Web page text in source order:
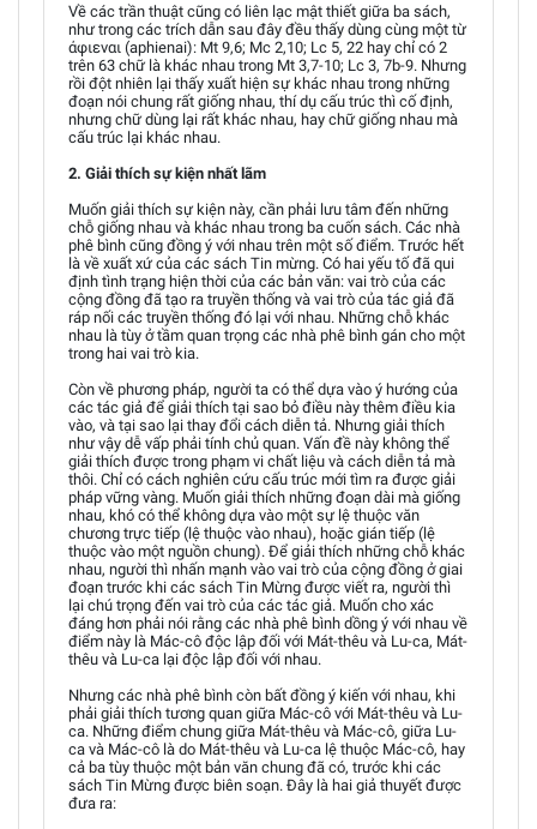
Về các trần thuật cũng có liên lạc mật thiết giữa ba sách,
như trong các trích dẫn sau đây đều thấy dùng cùng một từ
άφιεναι (aphienai): Mt 9,6; Mc 2,10; Lc 5, 22 hay chỉ có 2
trên 63 chữ là khác nhau trong Mt 3,7-10; Lc 3, 7b-9. Nhưng
rồi đột nhiên lại thấy xuất hiện sự khác nhau trong những
đoạn nói chung rất giống nhau, thí dụ cấu trúc thì cố định,
nhưng chữ dùng lại rất khác nhau, hay chữ giống nhau mà
cấu trúc lại khác nhau.
2. Giải thích sự kiện nhất lãm
Muốn giải thích sự kiện này, cần phải lưu tâm đến những
chỗ giống nhau và khác nhau trong ba cuốn sách. Các nhà
phê bình cũng đồng ý với nhau trên một số điểm. Trước hết
là về xuất xứ của các sách Tin mừng. Có hai yếu tố đã qui
định tình trạng hiện thời của các bản văn: vai trò của các
cộng đồng đã tạo ra truyền thống và vai trò của tác giả đã
ráp nối các truyền thống đó lại với nhau. Những chỗ khác
nhau là tùy ở tầm quan trọng các nhà phê bình gán cho một
trong hai vai trò kia.
Còn về phương pháp, người ta có thể dựa vào ý hướng của
các tác giả để giải thích tại sao bỏ điều này thêm điều kia
vào, và tại sao lại thay đổi cách diễn tả. Nhưng giải thích
như vậy dễ vấp phải tính chủ quan. Vấn đề này không thể
giải thích được trong phạm vi chất liệu và cách diễn tả mà
thôi. Chỉ có cách nghiên cứu cấu trúc mới tìm ra được giải
pháp vững vàng. Muốn giải thích những đoạn dài mà giống
nhau, khó có thể không dựa vào một sự lệ thuộc văn
chương trực tiếp (lệ thuộc vào nhau), hoặc gián tiếp (lệ
thuộc vào một nguồn chung). Để giải thích những chỗ khác
nhau, người thì nhấn mạnh vào vai trò của cộng đồng ở giai
đoạn trước khi các sách Tin Mừng được viết ra, người thì
lại chú trọng đến vai trò của các tác giả. Muốn cho xác
đáng hơn phải nói rằng các nhà phê bình dồng ý với nhau về
điểm này là Mác-cô độc lập đối với Mát-thêu và Lu-ca, Mát-
thêu và Lu-ca lại độc lập đối với nhau.
Nhưng các nhà phê bình còn bất đồng ý kiến với nhau, khi
phải giải thích tương quan giữa Mác-cô với Mát-thêu và Lu-
ca. Những điểm chung giữa Mát-thêu và Mác-cô, giữa Lu-
ca và Mác-cô là do Mát-thêu và Lu-ca lệ thuộc Mác-cô, hay
cả ba tùy thuộc một bản văn chung đã có, trước khi các
sách Tin Mừng được biên soạn. Đây là hai giả thuyết được
đưa ra: